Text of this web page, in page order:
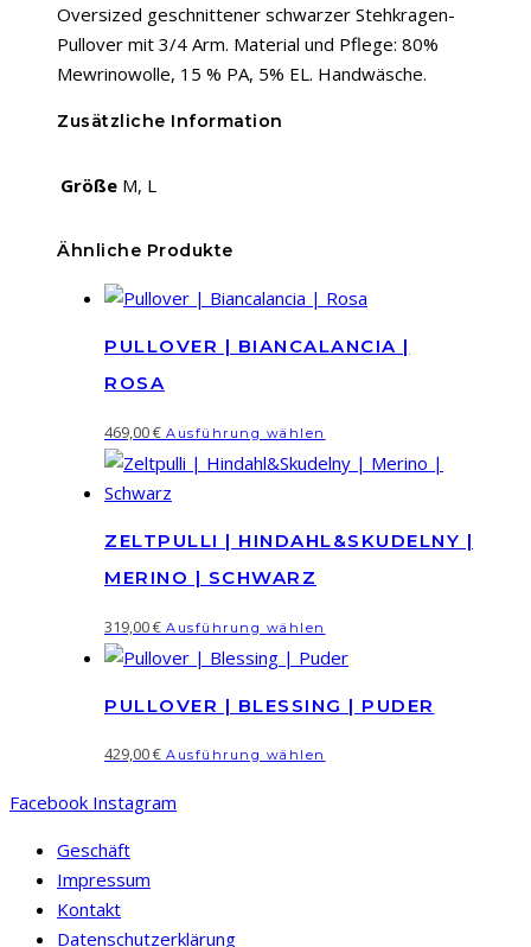
Oversized geschnittener schwarzer Stehkragen-
Pullover mit 3/4 Arm. Material und Pflege: 80%
Mewrinowolle, 15 % PA, 5% EL. Handwäsche.
Zusätzliche Information
Größe M, L
Ähnliche Produkte
PULLOVER | BIANCALANCIA |
ROSA
469,00€ Ausführung wählen
Produkt
Varianten
Optionen
können
auf
Produktseite
ZELTPULLI | HINDAHL&SKUDELNY |
MERINO | SCHWARZ
319,00€ Ausführung wählen
Produkt
mehrere
PULLOVER | BLESSING | PUDER
429,00€ Ausführung wählen
Facebook Instagram
Geschäft
Impressum
Kontakt
Datenschutzerklärung